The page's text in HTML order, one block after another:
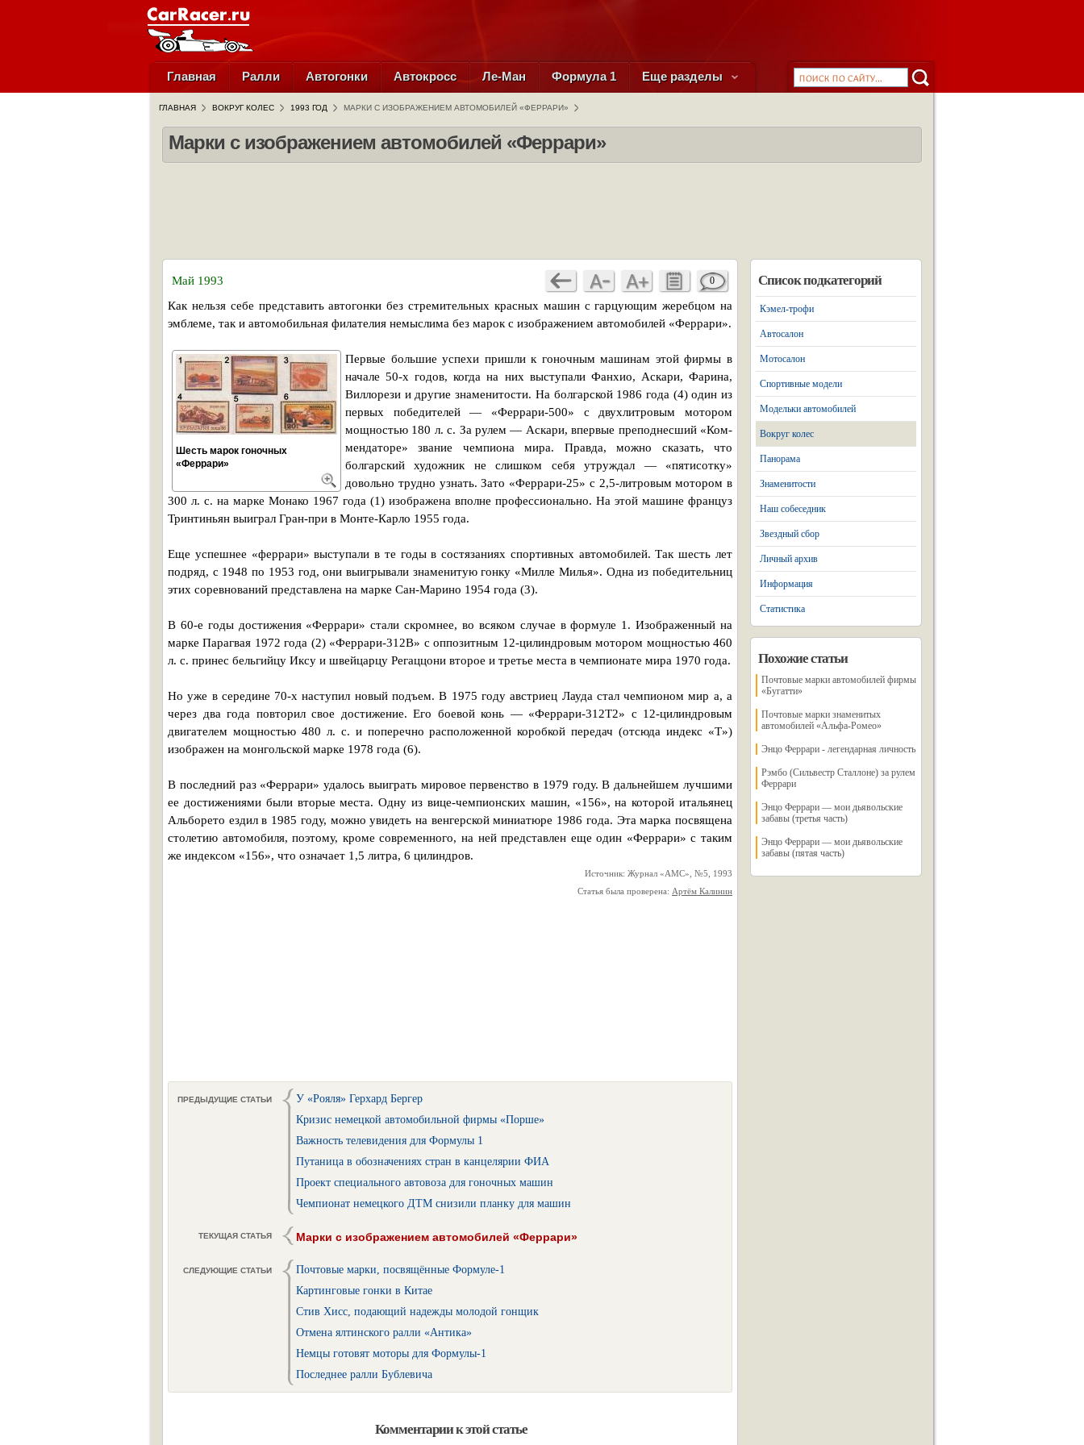
Главная Ралли Автогонки Автокросс Ле-Ман Формула 1 Еще разделы
ГЛАВНАЯ ВОКРУГ КОЛЕС 1993 ГОД МАРКИ С ИЗОБРАЖЕНИЕМ АВТОМОБИЛЕЙ «ФЕРРАРИ»
Марки с изображением автомобилей «Феррари»
Май 1993 0
Как нельзя себе представить автогонки без стремительных красных машин с гарцующим жеребцом на
эмблеме, так и автомобильная филателия немыслима без марок с изображением автомобилей «Феррари».
Шесть марок гоночных
«Феррари»
Первые большие успехи пришли к гоночным машинам этой фирмы в
начале 50-х годов, когда на них выступали Фанхио, Аскари, Фарина,
Виллорези и другие знаменитости. На болгарской 1986 года (4) один из
первых победителей — «Феррари-500» с двухлитровым мотором
мощностью 180 л. с. За рулем — Аскари, впервые преподнесший «Ком-
мендаторе» звание чемпиона мира. Правда, можно сказать, что
болгарский художник не слишком себя утруждал — «пятисотку»
довольно трудно узнать. Зато «Феррари-25» с 2,5-литровым мотором в
300 л. с. на марке Монако 1967 года (1) изображена вполне профессионально. На этой машине француз
Тринтиньян выиграл Гран-при в Монте-Карло 1955 года.
Еще успешнее «феррари» выступали в те годы в состязаниях спортивных автомобилей. Так шесть лет
подряд, с 1948 по 1953 год, они выигрывали знаменитую гонку «Милле Милья». Одна из победительниц
этих соревнований представлена на марке Сан-Марино 1954 года (3).
В 60-е годы достижения «Феррари» стали скромнее, во всяком случае в формуле 1. Изображенный на
марке Парагвая 1972 года (2) «Феррари-312В» с оппозитным 12-цилиндровым мотором мощностью 460
л. с. принес бельгийцу Иксу и швейцарцу Регаццони второе и третье места в чемпионате мира 1970 года.
Но уже в середине 70-х наступил новый подъем. В 1975 году австриец Лауда стал чемпионом мир а, а
через два года повторил свое достижение. Его боевой конь — «Феррари-312Т2» с 12-цилиндровым
двигателем мощностью 480 л. с. и поперечно расположенной коробкой передач (отсюда индекс «Т»)
изображен на монгольской марке 1978 года (6).
В последний раз «Феррари» удалось выиграть мировое первенство в 1979 году. В дальнейшем лучшими
ее достижениями были вторые места. Одну из вице-чемпионских машин, «156», на которой итальянец
Альборето ездил в 1985 году, можно увидеть на венгерской миниатюре 1986 года. Эта марка посвящена
столетию автомобиля, поэтому, кроме современного, на ней представлен еще один «Феррари» с таким
же индексом «156», что означает 1,5 литра, 6 цилиндров.
Источник: Журнал «АМС», №5, 1993
Статья была проверена: Артём Калинин
ПРЕДЫДУЩИЕ СТАТЬИ
У «Рояля» Герхард Бергер
Кризис немецкой автомобильной фирмы «Порше»
Важность телевидения для Формулы 1
Путаница в обозначениях стран в канцелярии ФИА
Проект специального автовоза для гоночных машин
Чемпионат немецкого ДТМ снизили планку для машин
ТЕКУЩАЯ СТАТЬЯ Марки с изображением автомобилей «Феррари»
СЛЕДУЮЩИЕ СТАТЬИ
Почтовые марки, посвящённые Формуле-1
Картинговые гонки в Китае
Стив Хисс, подающий надежды молодой гонщик
Отмена ялтинского ралли «Антика»
Немцы готовят моторы для Формулы-1
Последнее ралли Бублевича
Комментарии к этой статье
Список подкатегорий
Кэмел-трофи
Автосалон
Мотосалон
Спортивные модели
Модельки автомобилей
Вокруг колес
Панорама
Знаменитости
Наш собеседник
Звездный сбор
Личный архив
Информация
Статистика
Похожие статьи
Почтовые марки автомобилей фирмы
«Бугатти»
Почтовые марки знаменитых
автомобилей «Альфа-Ромео»
Энцо Феррари - легендарная личность
Рэмбо (Сильвестр Сталлоне) за рулем
Феррари
Энцо Феррари — мои дьявольские
забавы (третья часть)
Энцо Феррари — мои дьявольские
забавы (пятая часть)